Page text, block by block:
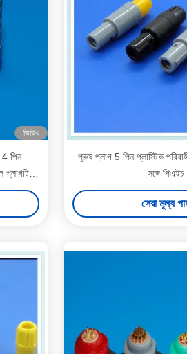
ভিডিও
4 পিন
প্লাগটি
পুরুষ প্লাগ 5 পিন প্লাস্টিক
সঙ্গে পিএইচ
সেরা মূল্য